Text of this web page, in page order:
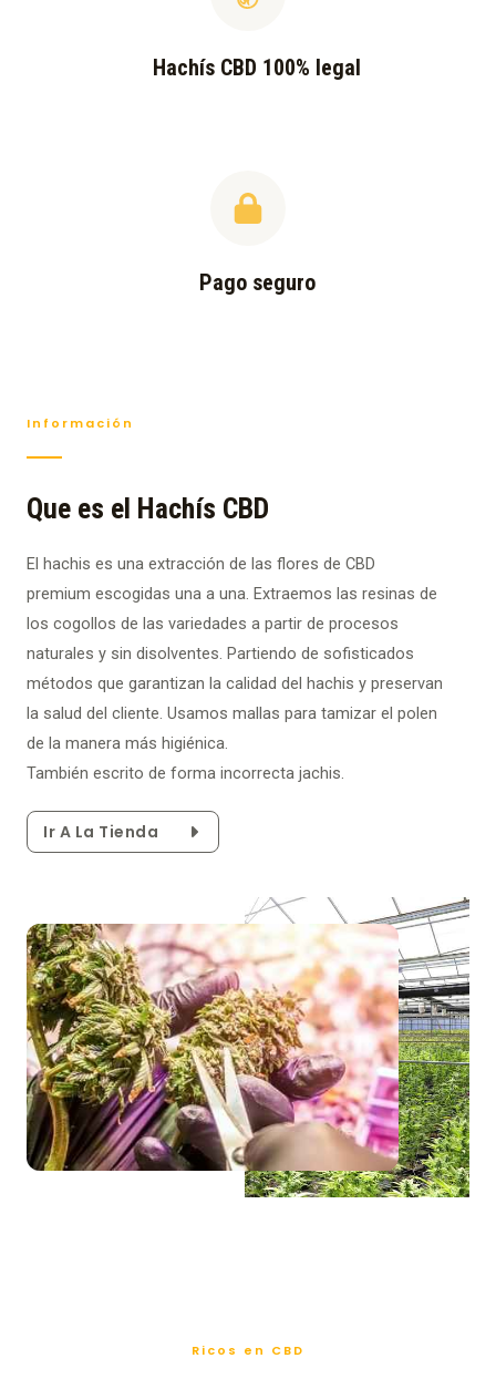
Hachís CBD 100% legal
Pago seguro
Información
Que es el Hachís CBD
El hachis es una extracción de las flores de CBD
premium escogidas una a una. Extraemos las resinas de
los cogollos de las variedades a partir de procesos
naturales y sin disolventes. Partiendo de sofisticados
métodos que garantizan la calidad del hachis y preservan
la salud del cliente. Usamos mallas para tamizar el polen
de la manera más higiénica.
También escrito de forma incorrecta jachis.
Ir A La Tienda
Ricos en CBD